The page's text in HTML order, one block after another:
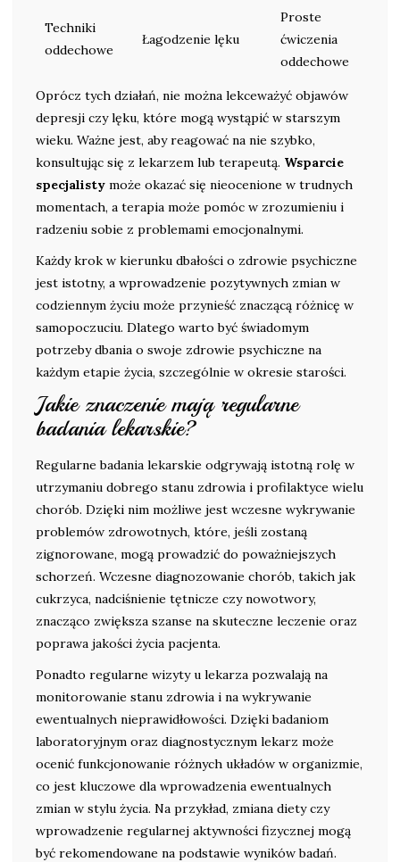
Techniki
oddechowe
Łagodzenie lęku
Proste
ćwiczenia
oddechowe
Oprócz tych działań, nie można lekceważyć objawów
depresji czy lęku, które mogą wystąpić w starszym
wieku. Ważne jest, aby reagować na nie szybko,
konsultując się z lekarzem lub terapeutą. Wsparcie
specjalisty może okazać się nieocenione w trudnych
momentach, a terapia może pomóc w zrozumieniu i
radzeniu sobie z problemami emocjonalnymi.
Każdy krok w kierunku dbałości o zdrowie psychiczne
jest istotny, a wprowadzenie pozytywnych zmian w
codziennym życiu może przynieść znaczącą różnicę w
samopoczuciu. Dlatego warto być świadomym
potrzeby dbania o swoje zdrowie psychiczne na
każdym etapie życia, szczególnie w okresie starości.
Jakie znaczenie mają regularne
badania lekarskie?
Regularne badania lekarskie odgrywają istotną rolę w
utrzymaniu dobrego stanu zdrowia i profilaktyce wielu
chorób. Dzięki nim możliwe jest wczesne wykrywanie
problemów zdrowotnych, które, jeśli zostaną
zignorowane, mogą prowadzić do poważniejszych
schorzeń. Wczesne diagnozowanie chorób, takich jak
cukrzyca, nadciśnienie tętnicze czy nowotwory,
znacząco zwiększa szanse na skuteczne leczenie oraz
poprawa jakości życia pacjenta.
Ponadto regularne wizyty u lekarza pozwalają na
monitorowanie stanu zdrowia i na wykrywanie
ewentualnych nieprawidłowości. Dzięki badaniom
laboratoryjnym oraz diagnostycznym lekarz może
ocenić funkcjonowanie różnych układów w organizmie,
co jest kluczowe dla wprowadzenia ewentualnych
zmian w stylu życia. Na przykład, zmiana diety czy
wprowadzenie regularnej aktywności fizycznej mogą
być rekomendowane na podstawie wyników badań.